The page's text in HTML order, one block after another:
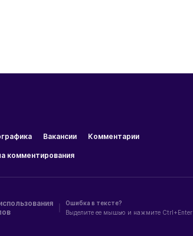
Вакансии Комментарии
комментирования
Ошибка в тексте?
Выделите ее мышью и нажмите Ctrl+Enter